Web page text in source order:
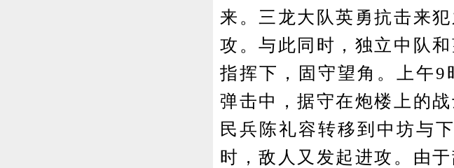
来。三龙大队英勇抗击来
攻。与此同时，独立中队
指挥下，固守望角。上午
弹击中，据守在炮楼上的
民兵陈礼容转移到中坊与
时，敌人又发起进攻。由